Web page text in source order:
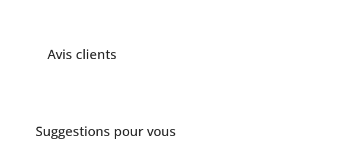
Avis clients
Suggestions pour vous